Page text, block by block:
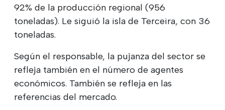
92% de la producción regional (956
toneladas). Le siguió la isla de Terceira, con 36
toneladas.
Según el responsable, la pujanza del sector se
refleja también en el número de agentes
económicos. También se refleja en las
referencias del mercado.